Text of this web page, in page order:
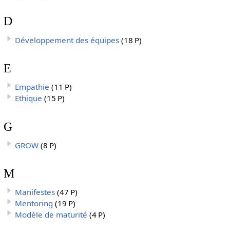
D
Développement des équipes (18 P)
E
Empathie (11 P)
Ethique (15 P)
G
GROW (8 P)
M
Manifestes (47 P)
Mentoring (19 P)
Modèle de maturité (4 P)